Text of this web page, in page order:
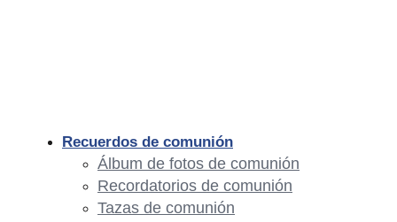
Recuerdos de comunión
Álbum de fotos de comunión
Recordatorios de comunión
Tazas de comunión